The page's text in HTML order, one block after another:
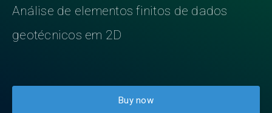
Análise de elementos finitos de dados
geotécnicos em 2D
Buy now